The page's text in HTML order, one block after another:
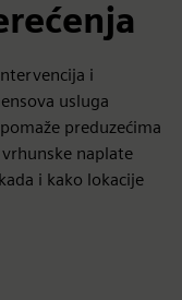
i
usluga
preduzećima
naplate
i kako lokacije